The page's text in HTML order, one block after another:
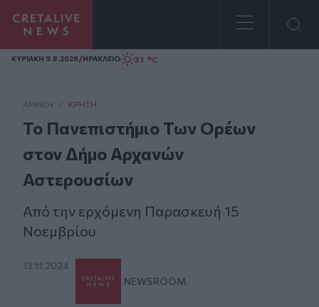
Homepage
ΚΥΡΙΑΚΗ 9.8.2026/ΗΡΑΚΛΕΙΟ 31 °C
ΑΡΧΙΚΗ / ΚΡΉΤΗ
Το Πανεπιστήμιο Των Ορέων
στον Δήμο Αρχανών
Αστερουσίων
Από την ερχόμενη Παρασκευή 15
Νοεμβρίου
13.11.2024
NEWSROOM